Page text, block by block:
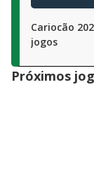
Cariocão
jogos
Próximos